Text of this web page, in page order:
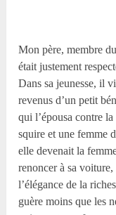
Mon père, membre
était justement
Dans sa jeunesse, il
revenus d’un petit
qui l’épousa contre
squire et une femme
elle devenait la
renoncer à sa
l’élégance de la
guère moins que les